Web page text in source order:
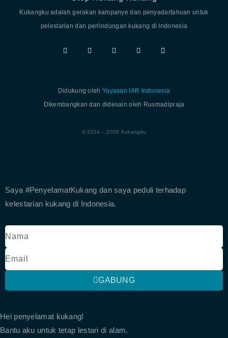
Kukangku adalah gerakan kampanye dan penyadartahuan untuk
pelestarian dan perlindungan kukang di Indonesia
Didukung oleh Yayasan IAR Indonesia
Dikembangkan dan didesain oleh Rusmadipraja
© 2014 – 2026 Kukangku
Saya #PenyelamatKukang dan saya peduli terhadap
kelestarian kukang di Indonesia.
GABUNG
Hei penyelamat kukang!
Bantu aku untuk tetap lestari di alam.